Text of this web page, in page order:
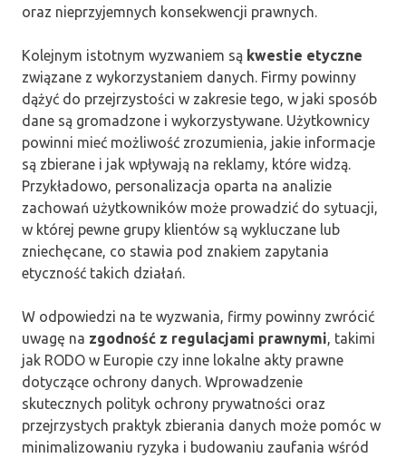
oraz nieprzyjemnych konsekwencji prawnych.
Kolejnym istotnym wyzwaniem są kwestie etyczne
związane z wykorzystaniem danych. Firmy powinny
dążyć do przejrzystości w zakresie tego, w jaki sposób
dane są gromadzone i wykorzystywane. Użytkownicy
powinni mieć możliwość zrozumienia, jakie informacje
są zbierane i jak wpływają na reklamy, które widzą.
Przykładowo, personalizacja oparta na analizie
zachowań użytkowników może prowadzić do sytuacji,
w której pewne grupy klientów są wykluczane lub
zniechęcane, co stawia pod znakiem zapytania
etyczność takich działań.
W odpowiedzi na te wyzwania, firmy powinny zwrócić
uwagę na zgodność z regulacjami prawnymi, takimi
jak RODO w Europie czy inne lokalne akty prawne
dotyczące ochrony danych. Wprowadzenie
skutecznych polityk ochrony prywatności oraz
przejrzystych praktyk zbierania danych może pomóc w
minimalizowaniu ryzyka i budowaniu zaufania wśród